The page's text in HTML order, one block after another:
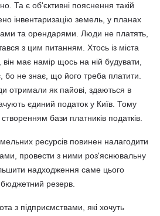
Та є об'єктивні пояснення такій
інвентаризацію земель, у планах
та орендарями. Люди не платять,
з цим питанням. Хтось із міста
він має намір щось на ній будувати,
бо не знає, що його треба платити.
отримали як пайові, здаються в
єдиний податок у Київ. Тому
бази платників податків.
ресурсів повинен налагодити
провести з ними роз'яснювальну
надходження саме цього
резерв.
з підприємствами, які хочуть